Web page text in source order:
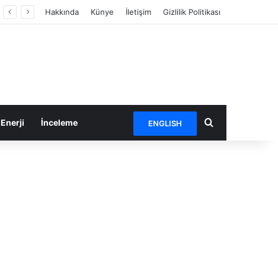
Hakkında Künye İletişim Gizlilik Politikası
Enerji İnceleme ENGLISH Arama yap ...